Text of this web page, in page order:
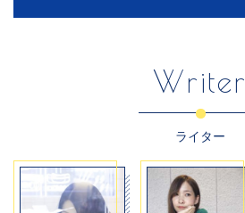
Writer
ライター